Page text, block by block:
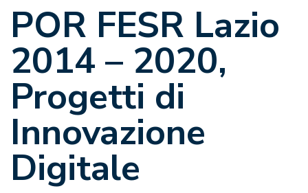
POR FESR Lazio
2014 – 2020,
Progetti di
Innovazione
Digitale